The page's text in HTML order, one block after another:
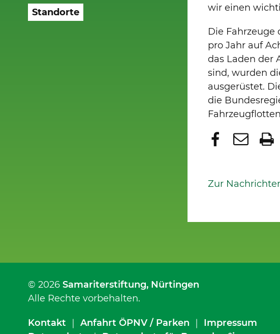
Standorte
wir einen
Die
pro Jahr auf
das Laden der
sind, wurden
ausgerüstet.
die
Zur
© 2026 Samariterstiftung, Nürtingen
Alle Rechte vorbehalten.
Kontakt ｜ Anfahrt ÖPNV / Parken ｜ Impressum